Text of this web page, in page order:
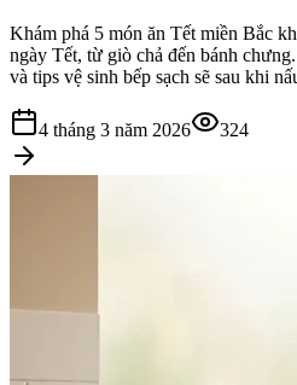
Khám phá 5 món ăn Tết miền Bắc
ngày Tết, từ giò chả đến bánh
và tips vệ sinh bếp sạch sẽ sau khi
4 tháng 3 năm 2026 324